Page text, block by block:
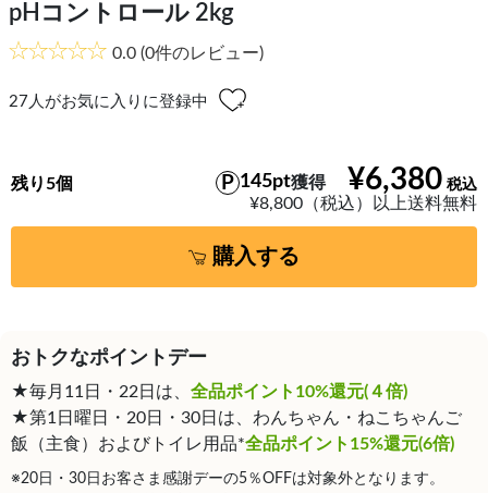
pHコントロール 2kg
0.0 (0件のレビュー)
27 人がお気に入りに登録中
¥6,380
145pt獲得
¥8,800（税込）以上送料無料
残り5個
購入する
おトクなポイントデー
★毎月11日・22日は、 全品ポイント10%還元(４倍)
★第1日曜日・20日・30日は、わんちゃん・ねこちゃんご
飯（主食）およびトイレ用品*全品ポイント15%還元(6倍)
※20日・30日お客さま感謝デーの5％OFFは対象外となります。